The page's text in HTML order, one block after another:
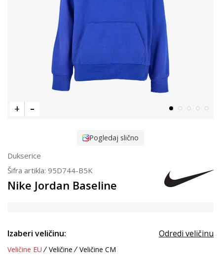
Pogledaj slično
Dukserice
Šifra artikla: 95D744-B5K
Nike Jordan Baseline
Izaberi veličinu: Odredi veličinu
Veličine EU Veličine Veličine CM